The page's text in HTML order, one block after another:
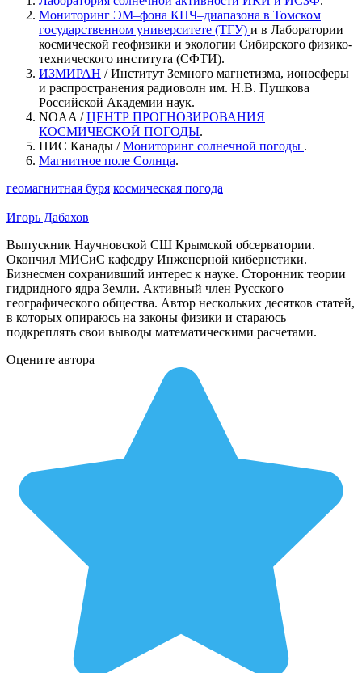
Мониторинг ЭМ–фона КНЧ–диапазона в Томском
государственном университете (ТГУ) и в Лаборатории
космической геофизики и экологии Сибирского физико-
технического института (СФТИ).
ИЗМИРАН / Институт Земного магнетизма, ионосферы
и распространения радиоволн им. Н.В. Пушкова
Российской Академии наук.
NOAA /ЦЕНТР ПРОГНОЗИРОВАНИЯ
КОСМИЧЕСКОЙ ПОГОДЫ.
НИС Канады /Мониторинг солнечной погоды .
Магнитное поле Солнца.
геомагнитная буря космическая погода
Игорь Дабахов
Выпускник Научновской СШ Крымской обсерватории.
Окончил МИСиС кафедру Инженерной кибернетики.
Бизнесмен сохранивший интерес к науке. Сторонник теории
гидридного ядра Земли. Активный член Русского
географического общества. Автор нескольких десятков статей,
в которых опираюсь на законы физики и стараюсь
подкреплять свои выводы математическими расчетами.
Оцените автора